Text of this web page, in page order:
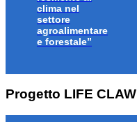
clima nel
settore
agroalimentare
e forestale”
Progetto LIFE CLAW